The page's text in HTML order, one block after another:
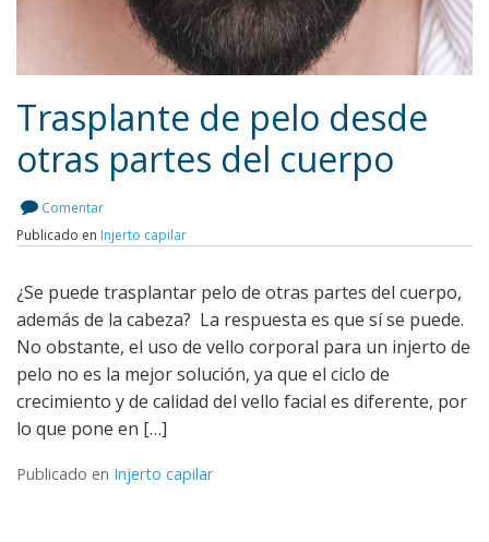
Trasplante de pelo desde
otras partes del cuerpo
Comentar
Publicado en Injerto capilar
¿Se puede trasplantar pelo de otras partes del cuerpo,
además de la cabeza? La respuesta es que sí se puede.
No obstante, el uso de vello corporal para un injerto de
pelo no es la mejor solución, ya que el ciclo de
crecimiento y de calidad del vello facial es diferente, por
lo que pone en […]
Publicado en Injerto capilar